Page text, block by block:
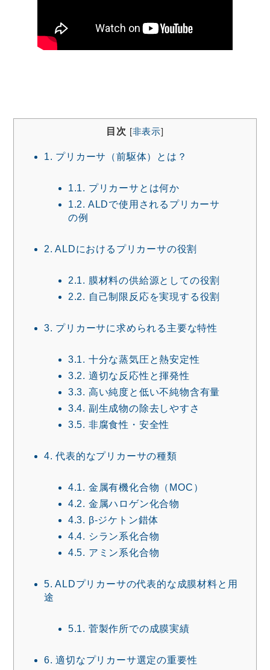
目次 [非表示]
1. プリカーサ（前駆体）とは？
1.1. プリカーサとは何か
1.2. ALDで使用されるプリカーサ
の例
2. ALDにおけるプリカーサの役割
2.1. 膜材料の供給源としての役割
2.2. 自己制限反応を実現する役割
3. プリカーサに求められる主要な特性
3.1. 十分な蒸気圧と熱安定性
3.2. 適切な反応性と揮発性
3.3. 高い純度と低い不純物含有量
3.4. 副生成物の除去しやすさ
3.5. 非腐食性・安全性
4. 代表的なプリカーサの種類
4.1. 金属有機化合物（MOC）
4.2. 金属ハロゲン化合物
4.3. β-ジケトン錯体
4.4. シラン系化合物
4.5. アミン系化合物
5. ALDプリカーサの代表的な成膜材料と用
途
5.1. 菅製作所での成膜実績
6. 適切なプリカーサ選定の重要性